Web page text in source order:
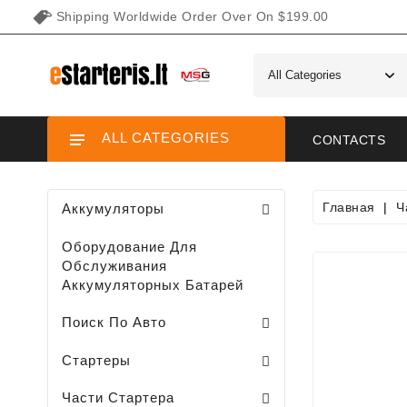
Shipping Worldwide Order Over On $199.00
CONTACTS
ALL CATEGORIES
Аккумуляторы
Оборудование Для
Обслуживания
Аккумуляторных Батарей
Поиск По Авто
Стартеры
Части Стартера
Главная